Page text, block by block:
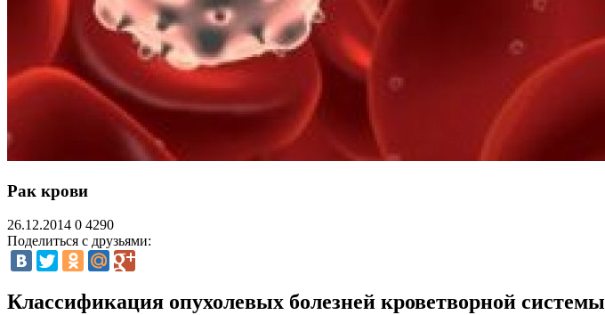
Рак крови
26.12.2014 0 4290
Поделиться с друзьями:
Классификация опухолевых болезней кроветворной системы